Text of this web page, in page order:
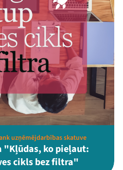
uzņēmējdarbības skatuve
ko pieļaut:
cikls bez filtra"